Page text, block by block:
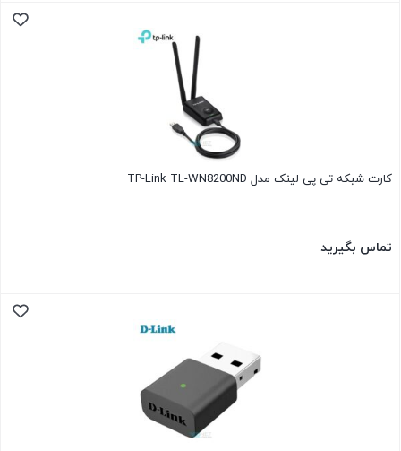
کارت شبکه تی پی لینک مدل TP-Link TL-WN8200ND
تماس بگیرید